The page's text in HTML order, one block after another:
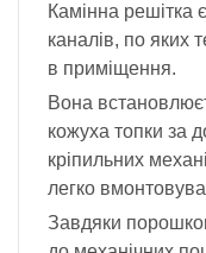
Камінна решітка
каналів, по яких
в приміщення.
Вона
кожуха топки за
кріпильних
легко
Завдяки